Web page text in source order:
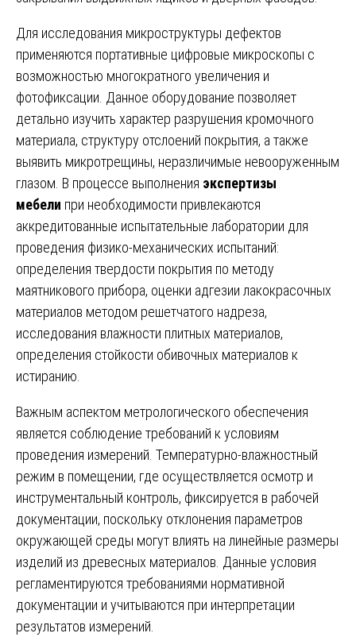
Для исследования микроструктуры дефектов
применяются портативные цифровые микроскопы с
возможностью многократного увеличения и
фотофиксации. Данное оборудование позволяет
детально изучить характер разрушения кромочного
материала, структуру отслоений покрытия, а также
выявить микротрещины, неразличимые невооруженным
глазом. В процессе выполнения экспертизы
мебели при необходимости привлекаются
аккредитованные испытательные лаборатории для
проведения физико-механических испытаний:
определения твердости покрытия по методу
маятникового прибора, оценки адгезии лакокрасочных
материалов методом решетчатого надреза,
исследования влажности плитных материалов,
определения стойкости обивочных материалов к
истиранию.
Важным аспектом метрологического обеспечения
является соблюдение требований к условиям
проведения измерений. Температурно-влажностный
режим в помещении, где осуществляется осмотр и
инструментальный контроль, фиксируется в рабочей
документации, поскольку отклонения параметров
окружающей среды могут влиять на линейные размеры
изделий из древесных материалов. Данные условия
регламентируются требованиями нормативной
документации и учитываются при интерпретации
результатов измерений.